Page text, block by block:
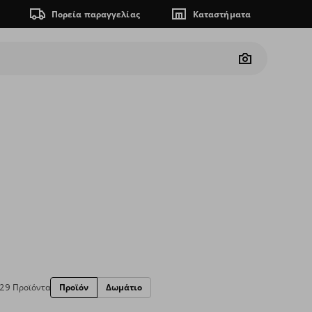
Πορεία παραγγελίας Καταστήματα
Camera
29 Προϊόντα Προϊόν Δωμάτιο